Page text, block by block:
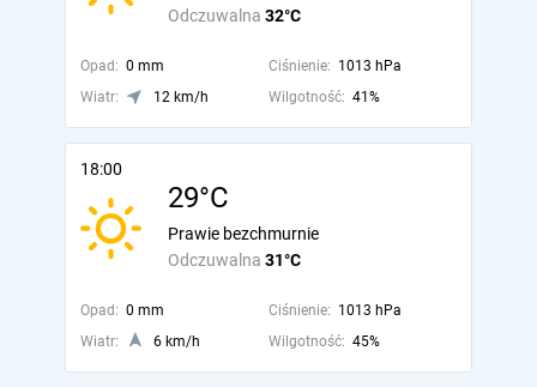
Odczuwalna 32°C
Opad: 0 mm Ciśnienie: 1013 hPa
Wiatr:
12 km/h Wilgotność: 41%
18:00
29°C
Odczuwalna 31°C
Prawie bezchmurnie
Opad: 0 mm Ciśnienie: 1013 hPa
Wiatr:
6 km/h Wilgotność: 45%